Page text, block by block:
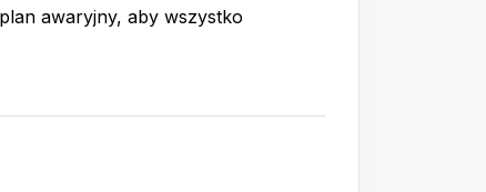
awaryjny, aby wszystko